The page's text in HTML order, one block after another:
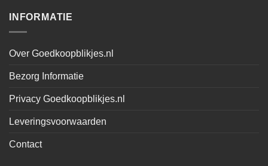
INFORMATIE
Over Goedkoopblikjes.nl
Bezorg Informatie
Privacy Goedkoopblikjes.nl
Leveringsvoorwaarden
Contact